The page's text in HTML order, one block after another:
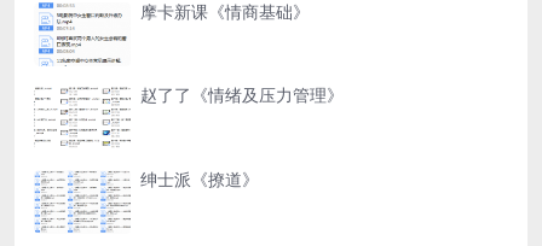
摩卡新课《情商基础》
赵了了《情绪及压力管理》
绅士派《撩道》